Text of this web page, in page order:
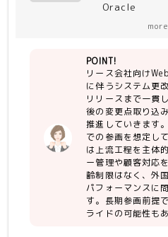
Oracle
言動が可能で
more
POINT!
リース会社向け
に伴うシステム更
リリースまで一貫
後の変更点取り込
推進していきます
での参画を想定し
は上流工程を主体
ー管理や顧客対応
齢制限はなく、外
パフォーマンスに
す。長期参画前提
ライドの可能性も